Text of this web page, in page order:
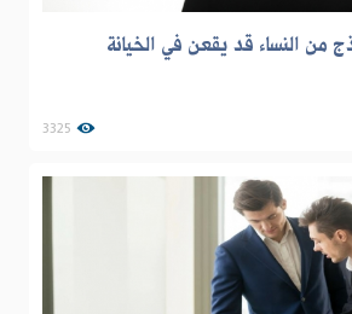
من النساء قد يقعن في الخيانة
3325